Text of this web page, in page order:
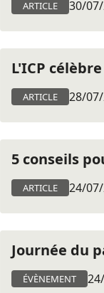
ARTICLE 30/
L'ICP
ARTICLE 28/
5 conseils
ARTICLE 24/
Journée du
ÉVÈNEMENT